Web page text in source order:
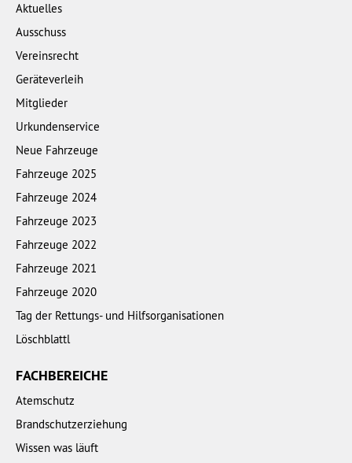
Aktuelles
Ausschuss
Vereinsrecht
Geräteverleih
Mitglieder
Urkundenservice
Neue Fahrzeuge
Fahrzeuge 2025
Fahrzeuge 2024
Fahrzeuge 2023
Fahrzeuge 2022
Fahrzeuge 2021
Fahrzeuge 2020
Tag der Rettungs- und Hilfsorganisationen
Löschblattl
FACHBEREICHE
Atemschutz
Brandschutzerziehung
Wissen was läuft